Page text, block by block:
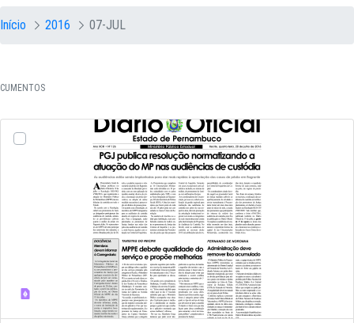
Início 2016 07-JUL